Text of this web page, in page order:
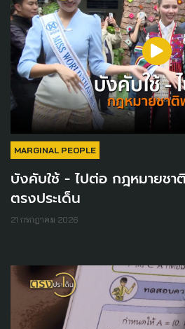
MARGINAL PEOPLE
บังคับใช้ - ไปต่อ กฎหมายช
ตรงประเด็น
21 กรกฎาคม 2026